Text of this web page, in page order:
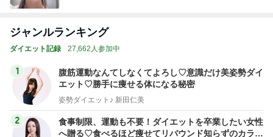
ジャンルランキング
ダイエット記録 27,662人参加中
1
腹筋運動なんてしなくてよろし♡意識だけ美姿勢ダイ
エット♡勝手に痩せる体になる秘密
姿勢ダイエット♪ 新田仁美
2
食事制限、運動も不要！ダイエットを卒業したい女性
へ贈る♡食べるほど痩せてリバウンド知らずのカラダ